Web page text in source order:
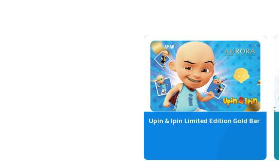
Upin & Ipin Limited Edition Gold Bar